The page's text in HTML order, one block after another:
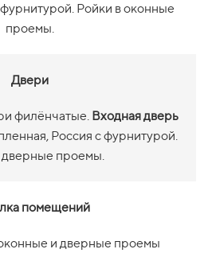
Ройки в оконные
проемы.
Двери
филёнчатые. Входная дверь
Россия с фурнитурой.
дверные проемы.
помещений
и дверные проемы